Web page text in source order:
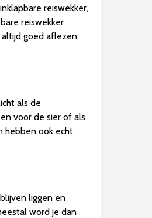
reiswekker,
reiswekker
goed aflezen.
als de
voor de sier of als
hebben ook echt
liggen en
word je dan